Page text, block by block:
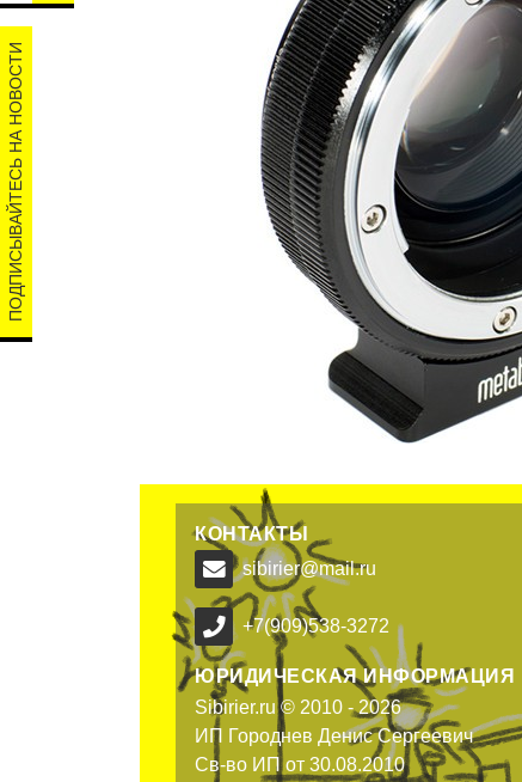
ПОДПИСЫВАЙТЕСЬ НА НОВОСТИ
КОНТАКТЫ
sibirier@mail.ru
+7(909)538-3272
ЮРИДИЧЕСКАЯ ИНФОРМАЦИЯ
Sibirier.ru © 2010 - 2026
ИП Городнев Денис Сергеевич
Св-во ИП от 30.08.2010